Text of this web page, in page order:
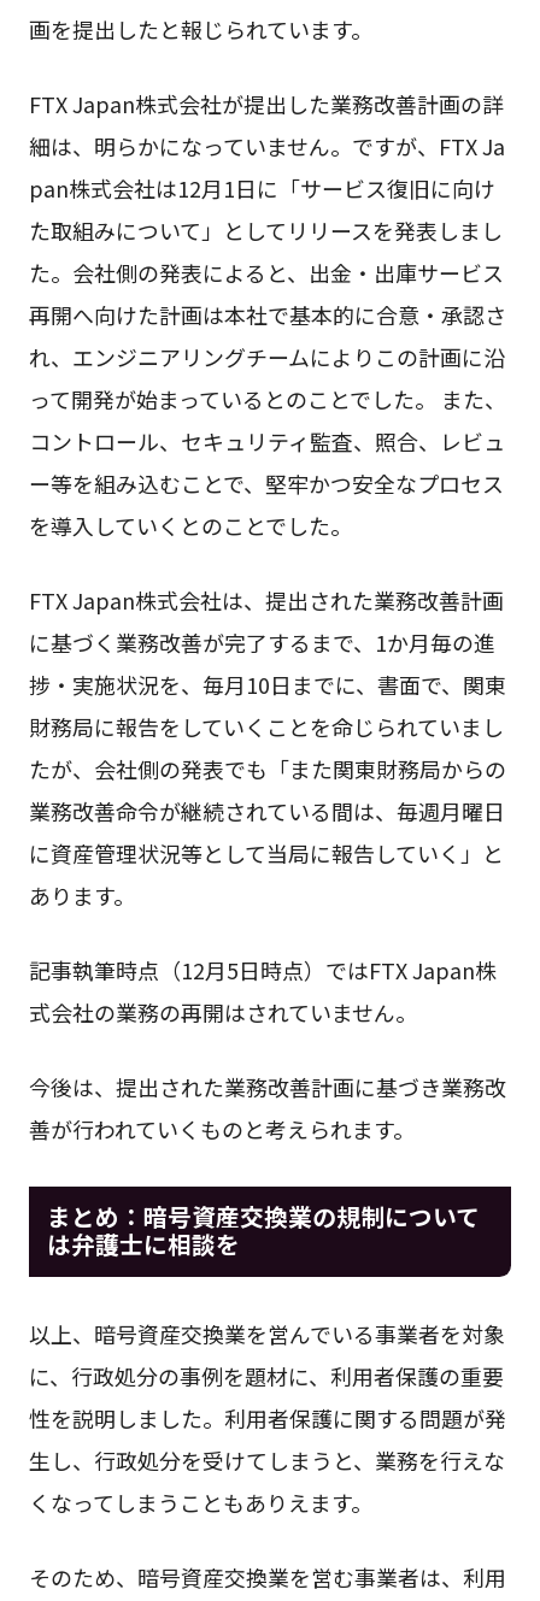
画を提出したと報じられています。
FTX Japan株式会社が提出した業務改善計画の詳
細は、明らかになっていません。ですが、FTX Ja
pan株式会社は12月1日に「サービス復旧に向け
た取組みについて」としてリリースを発表しまし
た。会社側の発表によると、出金・出庫サービス
再開へ向けた計画は本社で基本的に合意・承認さ
れ、エンジニアリングチームによりこの計画に沿
って開発が始まっているとのことでした。 また、
コントロール、セキュリティ監査、照合、レビュ
ー等を組み込むことで、堅牢かつ安全なプロセス
を導入していくとのことでした。
FTX Japan株式会社は、提出された業務改善計画
に基づく業務改善が完了するまで、1か月毎の進
捗・実施状況を、毎月10日までに、書面で、関東
財務局に報告をしていくことを命じられていまし
たが、会社側の発表でも「また関東財務局からの
業務改善命令が継続されている間は、毎週月曜日
に資産管理状況等として当局に報告していく」と
あります。
記事執筆時点（12月5日時点）ではFTX Japan株
式会社の業務の再開はされていません。
今後は、提出された業務改善計画に基づき業務改
善が行われていくものと考えられます。
まとめ：暗号資産交換業の規制について
は弁護士に相談を
以上、暗号資産交換業を営んでいる事業者を対象
に、行政処分の事例を題材に、利用者保護の重要
性を説明しました。利用者保護に関する問題が発
生し、行政処分を受けてしまうと、業務を行えな
くなってしまうこともありえます。
そのため、暗号資産交換業を営む事業者は、利用